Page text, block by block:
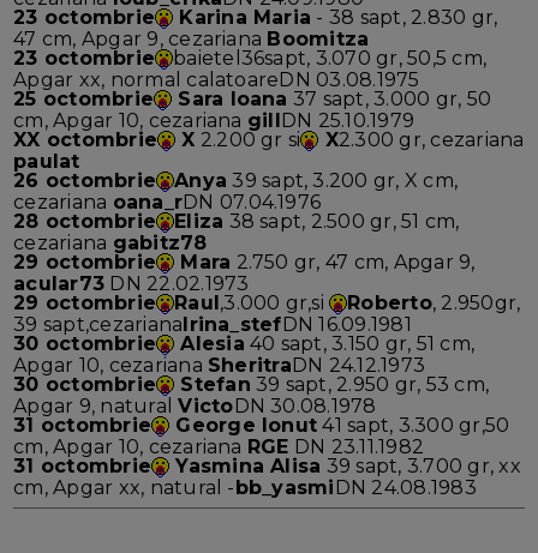
23 octombrie
Karina Maria - 38 sapt, 2.830 gr,
47 cm, Apgar 9, cezariana Boomitza
23 octombrie
baietel36sapt, 3.070 gr, 50,5 cm,
Apgar xx, normal calatoareDN 03.08.1975
25 octombrie
Sara Ioana 37 sapt, 3.000 gr, 50
cm, Apgar 10, cezariana gillDN 25.10.1979
XX octombrie
X 2.200 gr si X2.300 gr, cezariana
paulat
26 octombrie
Anya 39 sapt, 3.200 gr, X cm,
cezariana oana_rDN 07.04.1976
28 octombrie
Eliza 38 sapt, 2.500 gr, 51 cm,
cezariana gabitz78
29 octombrie
Mara 2.750 gr, 47 cm, Apgar 9,
acular73 DN 22.02.1973
29 octombrie
Raul,3.000 gr,si Roberto, 2.950gr,
39 sapt,cezarianaIrina_stefDN 16.09.1981
30 octombrie
Alesia 40 sapt, 3.150 gr, 51 cm,
Apgar 10, cezariana SheritraDN 24.12.1973
30 octombrie
Stefan 39 sapt, 2.950 gr, 53 cm,
Apgar 9, naturalVictoDN 30.08.1978
31 octombrie
George Ionut 41 sapt, 3.300 gr,50
cm, Apgar 10, cezariana RGE DN 23.11.1982
31 octombrie
Yasmina Alisa 39 sapt, 3.700 gr, xx
cm, Apgar xx, natural -bb_yasmi DN 24.08.1983